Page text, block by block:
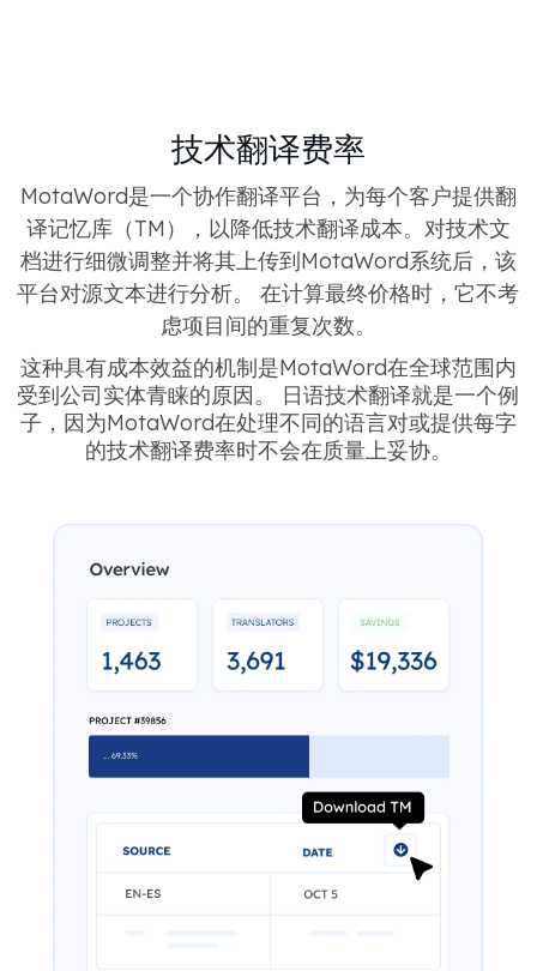
技术翻译费率
MotaWord是一个协作翻译平台，为每个客户提供翻
译记忆库（TM），以降低技术翻译成本。对技术文
档进行细微调整并将其上传到MotaWord系统后，该
平台对源文本进行分析。 在计算最终价格时，它不考
虑项目间的重复次数。
这种具有成本效益的机制是MotaWord在全球范围内
受到公司实体青睐的原因。 日语技术翻译就是一个例
子，因为MotaWord在处理不同的语言对或提供每字
的技术翻译费率时不会在质量上妥协。